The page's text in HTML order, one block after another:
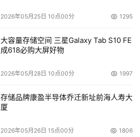
2026年05月25日 10点00分 1295
大容量存储空间 三星Galaxy Tab S10 FE
成618必购大屏好物
2026年05月28日 10点00分 1997
存储品牌康盈半导体乔迁新址前海人寿大
厦
2026年05月26日 15点00分 1806